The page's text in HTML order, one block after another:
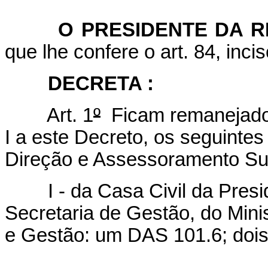
O PRESIDENTE DA
que lhe confere o art. 84,
DECRETA :
Art. 1º Ficam
I a este Decreto, os
Direção e Assessoramento
I - da Casa Civil da
Secretaria de Gestão, do
e Gestão: um DAS 101.6;